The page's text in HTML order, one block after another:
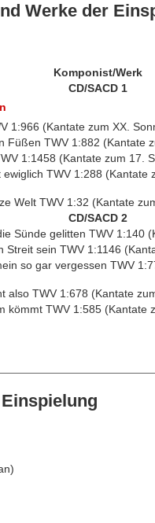
Werke der
Komponist/Werk
CD/SACD 1
1:966 (Kantate zum XX.
Füßen TWV 1:882 (Kantate
1:1458 (Kantate zum 17.
TWV 1:288 (Kantate
Welt TWV 1:32 (Kantate
CD/SACD 2
Sünde gelitten TWV 1:140
Streit sein TWV 1:1146
so gar vergessen TWV
also TWV 1:678 (Kantate
kömmt TWV 1:585 (Kantate